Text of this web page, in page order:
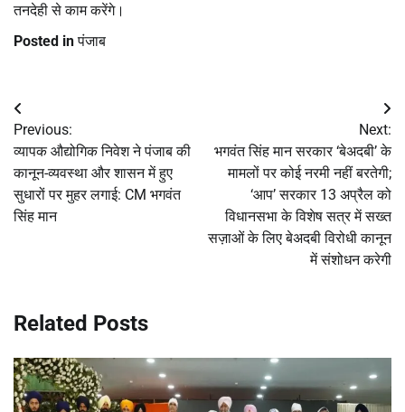
तनदेही से काम करेंगे।
Posted inपंजाब
Post
navigation
Previous:
व्यापक औद्योगिक निवेश ने पंजाब की
कानून-व्यवस्था और शासन में हुए
सुधारों पर मुहर लगाई: CM भगवंत
सिंह मान
Next:
भगवंत सिंह मान सरकार ‘बेअदबी’ के
मामलों पर कोई नरमी नहीं बरतेगी;
‘आप’ सरकार 13 अप्रैल को
विधानसभा के विशेष सत्र में सख्त
सज़ाओं के लिए बेअदबी विरोधी कानून
में संशोधन करेगी
Related Posts